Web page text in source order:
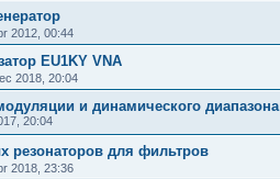
2012, 00:44
EU1KY VNA
2018, 20:04
и динамического диапазона
20:04
резонаторов для фильтров
2018, 23:36